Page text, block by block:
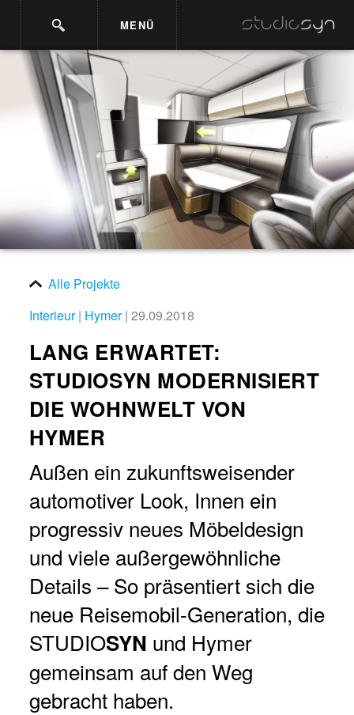
MENÜ
Alle Projekte
Interieur| Hymer| 29.09.2018
LANG ERWARTET:
STUDIOSYN MODERNISIERT
DIE WOHNWELT VON
HYMER
Außen ein zukunftsweisender
automotiver Look, Innen ein
progressiv neues Möbeldesign
und viele außergewöhnliche
Details – So präsentiert sich die
neue Reisemobil-Generation, die
STUDIOSYN und Hymer
gemeinsam auf den Weg
gebracht haben.